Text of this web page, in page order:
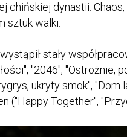
chińskiej dynastii.
sztuk walki.
stały
"2046", "Ostrożnie,
ukryty smok",
("Happy Together",